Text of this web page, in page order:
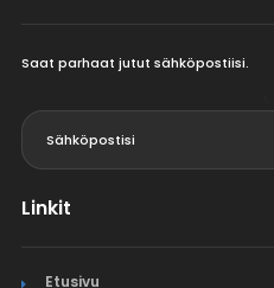
Saat parhaat jutut sähköpostiisi.
Linkit
Etusivu